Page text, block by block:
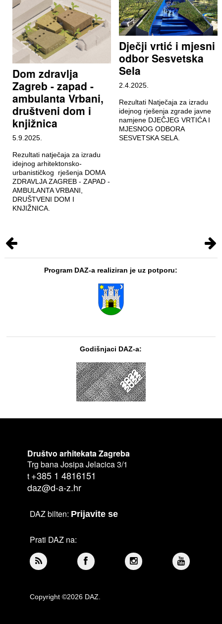
Dom zdravlja
Zagreb - zapad -
ambulanta Vrbani,
društveni dom i
knjižnica
5.9.2025.
Rezultati natječaja za izradu
idejnog arhitektonsko-
urbanističkog rješenja DOMA
ZDRAVLJA ZAGREB - ZAPAD -
AMBULANTA VRBANI,
DRUŠTVENI DOM I
KNJIŽNICA.
Dječji vrtić i mjesni
odbor Sesvetska
Sela
2.4.2025.
Rezultati Natječaja za izradu
idejnog rješenja zgrade javne
namjene DJEČJEG VRTIĆA I
MJESNOG ODBORA
SESVETSKA SELA.
Program DAZ-a realiziran je uz potporu:
Godišnjaci DAZ-a:
Društvo arhitekata Zagreba
Trg bana Josipa Jelacica 3/1
t +385 1 4816151
daz@d-a-z.hr
DAZ bilten: Prijavite se
Prati DAZ na:
Copyright ©2026 DAZ.